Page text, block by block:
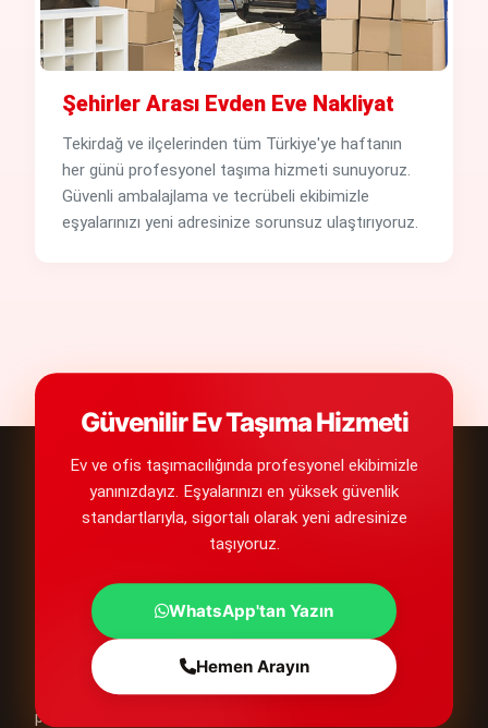
Şehirler Arası Evden Eve Nakliyat
Tekirdağ ve ilçelerinden tüm Türkiye'ye haftanın
her günü profesyonel taşıma hizmeti sunuyoruz.
Güvenli ambalajlama ve tecrübeli ekibimizle
eşyalarınızı yeni adresinize sorunsuz ulaştırıyoruz.
Güvenilir Ev Taşıma Hizmeti
Ev ve ofis taşımacılığında profesyonel ekibimizle
yanınızdayız. Eşyalarınızı en yüksek güvenlik
standartlarıyla, sigortalı olarak yeni adresinize
taşıyoruz.
WhatsApp'tan Yazın
Hemen Arayın
Çorlu asya Evden Eve Nakliyat
Çorlu Asya Evden Eve Nakliyat olarak, Çorlu ve çevresinde
profesyonel taşımacılık hizmetleri sunarak eşyalarınızı